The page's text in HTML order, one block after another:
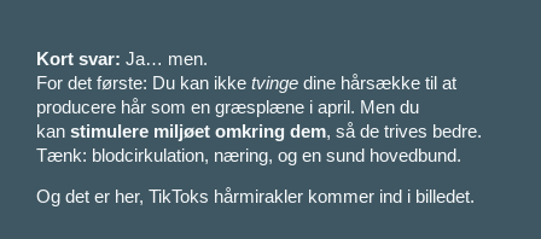
Kort svar: Ja… men.
For det første: Du kan ikketvinge dine hårsække til at
producere hår som en græsplæne i april. Men du
kanstimulere miljøet omkring dem, så de trives bedre.
Tænk: blodcirkulation, næring, og en sund hovedbund.
Og det er her, TikToks hårmirakler kommer ind i billedet.